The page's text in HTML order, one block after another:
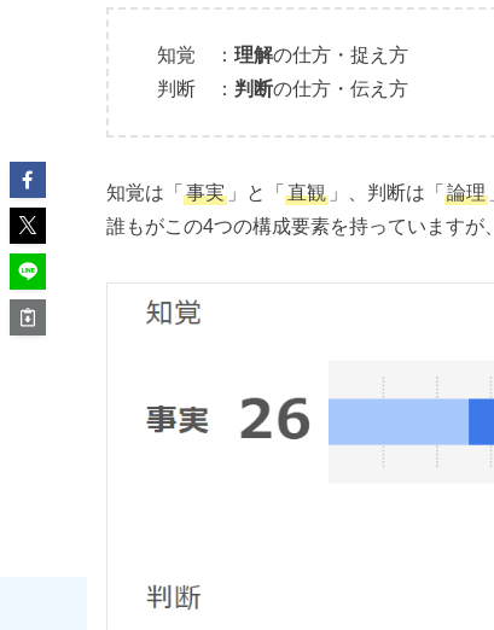
知覚 ： 理解の仕方・捉え方
判断 ： 判断の仕方・伝え方
知覚は「 事実 」と「 直観 」、判断は「 論理
誰もがこの4つの構成要素を持っていますが